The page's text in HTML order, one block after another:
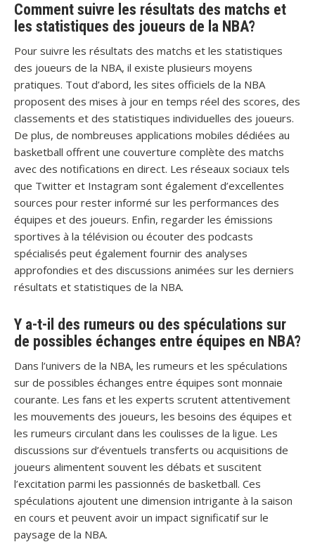
Comment suivre les résultats des matchs et
les statistiques des joueurs de la NBA?
Pour suivre les résultats des matchs et les statistiques
des joueurs de la NBA, il existe plusieurs moyens
pratiques. Tout d’abord, les sites officiels de la NBA
proposent des mises à jour en temps réel des scores, des
classements et des statistiques individuelles des joueurs.
De plus, de nombreuses applications mobiles dédiées au
basketball offrent une couverture complète des matchs
avec des notifications en direct. Les réseaux sociaux tels
que Twitter et Instagram sont également d’excellentes
sources pour rester informé sur les performances des
équipes et des joueurs. Enfin, regarder les émissions
sportives à la télévision ou écouter des podcasts
spécialisés peut également fournir des analyses
approfondies et des discussions animées sur les derniers
résultats et statistiques de la NBA.
Y a-t-il des rumeurs ou des spéculations sur
de possibles échanges entre équipes en NBA?
Dans l’univers de la NBA, les rumeurs et les spéculations
sur de possibles échanges entre équipes sont monnaie
courante. Les fans et les experts scrutent attentivement
les mouvements des joueurs, les besoins des équipes et
les rumeurs circulant dans les coulisses de la ligue. Les
discussions sur d’éventuels transferts ou acquisitions de
joueurs alimentent souvent les débats et suscitent
l’excitation parmi les passionnés de basketball. Ces
spéculations ajoutent une dimension intrigante à la saison
en cours et peuvent avoir un impact significatif sur le
paysage de la NBA.